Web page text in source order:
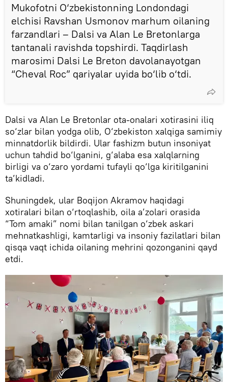
Mukofotni O‘zbekistonning Londondagi
elchisi Ravshan Usmonov marhum oilaning
farzandlari – Dalsi va Alan Le Bretonlarga
tantanali ravishda topshirdi. Taqdirlash
marosimi Dalsi Le Breton davolanayotgan
“Cheval Roc” qariyalar uyida bo‘lib o‘tdi.
Dalsi va Alan Le Bretonlar ota-onalari xotirasini iliq
so‘zlar bilan yodga olib, O‘zbekiston xalqiga samimiy
minnatdorlik bildirdi. Ular fashizm butun insoniyat
uchun tahdid bo‘lganini, g‘alaba esa xalqlarning
birligi va o‘zaro yordami tufayli qo‘lga kiritilganini
ta’kidladi.
Shuningdek, ular Boqijon Akramov haqidagi
xotiralari bilan o‘rtoqlashib, oila a’zolari orasida
“Tom amaki” nomi bilan tanilgan o‘zbek askari
mehnatkashligi, kamtarligi va insoniy fazilatlari bilan
qisqa vaqt ichida oilaning mehrini qozonganini qayd
etdi.